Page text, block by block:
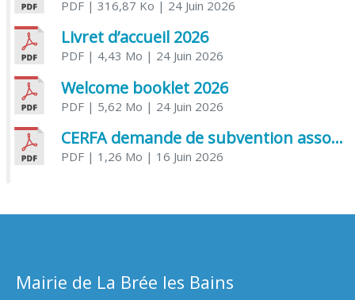
PDF| 316,87 Ko | 24 Juin 2026
Livret d’accueil 2026
PDF| 4,43 Mo | 24 Juin 2026
Welcome booklet 2026
PDF| 5,62 Mo | 24 Juin 2026
CERFA demande de subvention association
PDF| 1,26 Mo | 16 Juin 2026
Mairie de La Brée les Bains